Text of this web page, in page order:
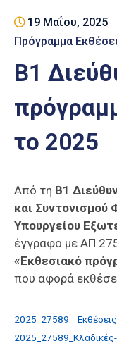
ΓΕΜΗ
Υποστήριξη
Έκθεση
Παραδοσιακών
Έκθεση
ΕΒΕΠ-
ΚΜ
Πιερία
19 Μαΐου, 2025
Πρόγραμμα
Β1
το 2025
Από τη Β1
και
Υπουργείου
έγγραφο με ΑΠ
«Εκθεσιακό
που αφορά